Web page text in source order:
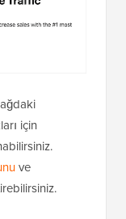
için
ve